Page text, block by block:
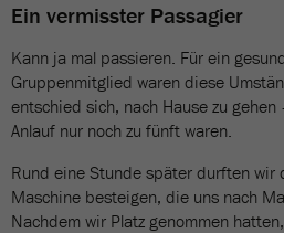
Ein vermisster Passagier
Kann ja mal passieren. Für ein
Gruppenmitglied waren diese
entschied sich, nach Hause zu
Anlauf nur noch zu fünft waren.
Rund eine Stunde später durften wir
Maschine besteigen, die uns nach
Nachdem wir Platz genommen